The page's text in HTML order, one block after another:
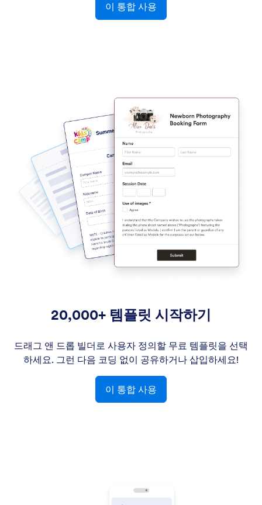
이 통합 사용
20,000+ 템플릿 시작하기
드래그 앤 드롭 빌더로 사용자 정의할 무료 템플릿을 선택
하세요. 그런 다음 코딩 없이 공유하거나 삽입하세요!
이 통합 사용